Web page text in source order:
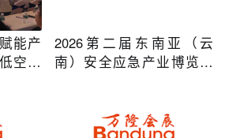
能产
空经
2026第二届东南亚（云
南）安全应急产业博览会